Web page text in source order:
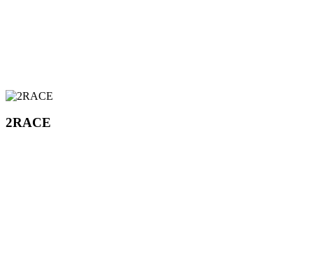
2RACE